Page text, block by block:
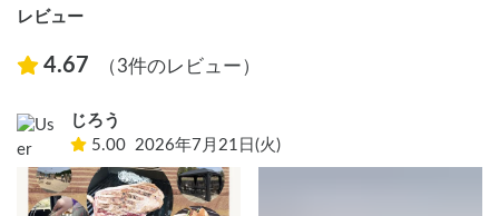
レビュー
4.67 （3件のレビュー）
じろう
5.00 2026年7月21日(火)